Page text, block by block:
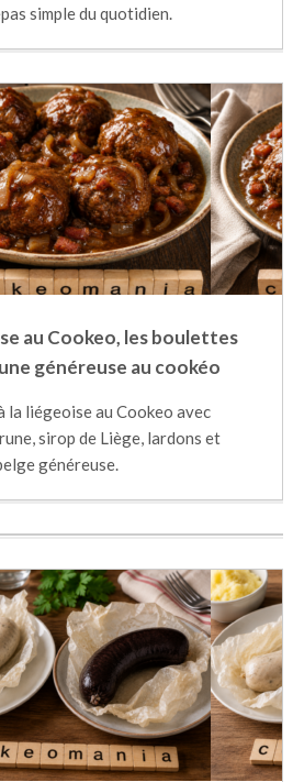
simple du quotidien.
au Cookeo, les boulettes
généreuse au cookéo
la liégeoise au Cookeo avec
sirop de Liège, lardons et
généreuse.